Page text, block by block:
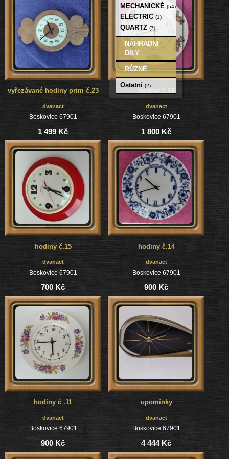
MECHANICKÉ (54)
ELECTRIC (1)
QUARTZ (7)
NÁHRADNÍ
DÍLY
RŮZNÉ
Ostatní (2)
vyřezávané hodiny prim č.23
dvanact
Boskovice 67901
1 499 Kč
hodiny č.16
dvanact
Boskovice 67901
1 800 Kč
hodiny č.15
dvanact
Boskovice 67901
700 Kč
hodiny č.14
dvanact
Boskovice 67901
900 Kč
hodiny č .11
dvanact
Boskovice 67901
900 Kč
upomínky
dvanact
Boskovice 67901
4 444 Kč